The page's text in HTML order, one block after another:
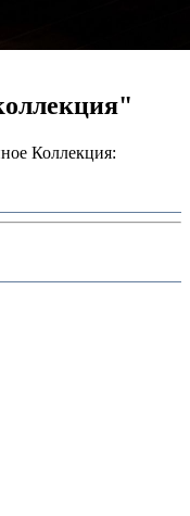
Коллекция: